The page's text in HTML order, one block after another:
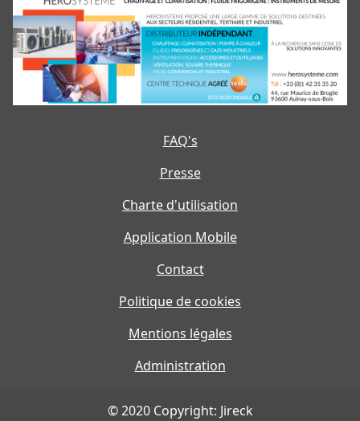
FAQ's
Presse
Charte d'utilisation
Application Mobile
Contact
Politique de cookies
Mentions légales
Administration
© 2020 Copyright: Jireck